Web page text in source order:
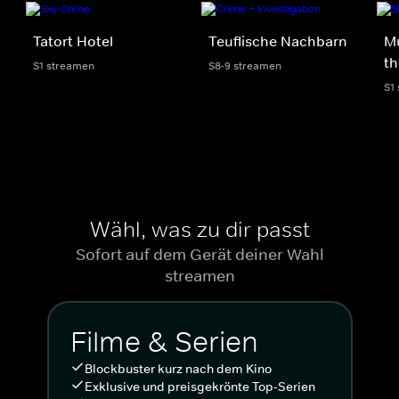
Tatort Hotel
S1 streamen
Teuflische Nachbarn
S8-9 streamen
Wähl, was zu dir passt
Sofort auf dem Gerät deiner Wahl
streamen
Filme & Serien
Blockbuster kurz nach dem Kino
Exklusive und preisgekrönte Top-Serien